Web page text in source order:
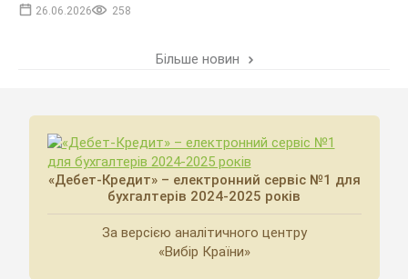
26.06.2026 258
Більше новин
«Дебет-Кредит» – електронний сервіс №1 для
бухгалтерів 2024-2025 років
За версією аналітичного центру
«Вибір Країни»